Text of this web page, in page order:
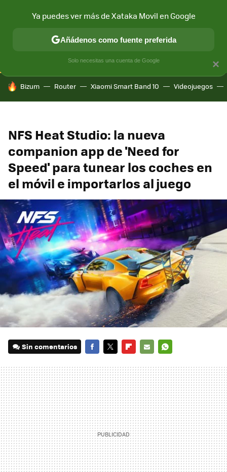
CONECTIVIDAD MÓVIL Y SOCIEDAD APLICACIONES
HOY SE HABLA DE
Bizum Router Xiaomi Smart Band 10 Videojuegos
NFS Heat Studio: la nueva
companion app de 'Need for
Speed' para tunear los coches en
el móvil e importarlos al juego
Sin comentarios
MAIL
×
Ya puedes ver más de Xataka Movil en Google
Añádenos como fuente preferida
Solo necesitas una cuenta de Google